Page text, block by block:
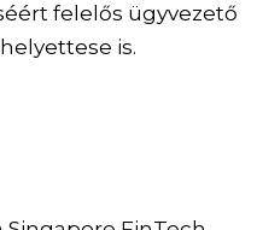
felelős ügyvezető
is.